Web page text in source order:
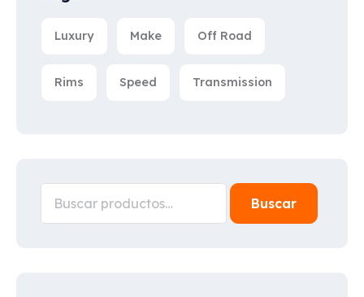
Luxury Make Off Road
Rims Speed Transmission
Buscar